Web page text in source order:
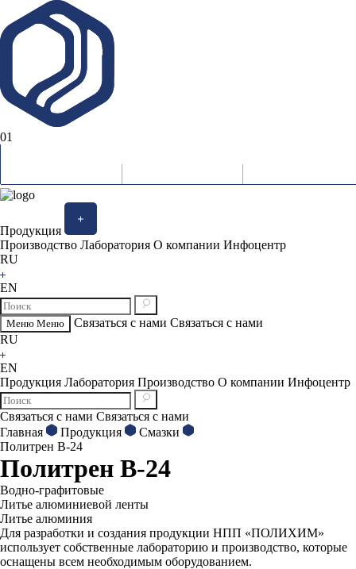
01
Продукция
Производство Лаборатория О компании Инфоцентр
RU
EN
Меню Меню Связаться с нами Связаться с нами
RU
EN
Продукция Лаборатория Производство О компании Инфоцентр
Связаться с нами Связаться с нами
Главная
Продукция
Смазки
Политрен В-24
Политрен В-24
Водно-графитовые
Литье алюминиевой ленты
Литье алюминия
Для разработки и создания продукции НПП «ПОЛИХИМ»
использует собственные лабораторию и производство, которые
оснащены всем необходимым оборудованием.